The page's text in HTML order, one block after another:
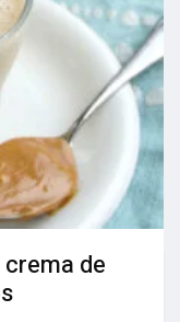
de